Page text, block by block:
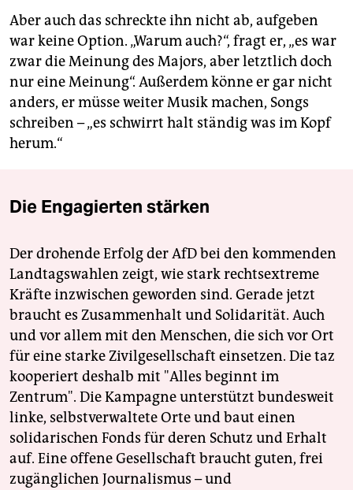
Aber auch das schreckte ihn nicht ab, aufgeben
war keine Option. „Warum auch?“, fragt er, „es war
zwar die Meinung des Majors, aber letztlich doch
nur eine Meinung“. Außerdem könne er gar nicht
anders, er müsse weiter Musik machen, Songs
schreiben – „es schwirrt halt ständig was im Kopf
herum.“
Die Engagierten stärken
Der drohende Erfolg der AfD bei den kommenden
Landtagswahlen zeigt, wie stark rechtsextreme
Kräfte inzwischen geworden sind. Gerade jetzt
braucht es Zusammenhalt und Solidarität. Auch
und vor allem mit den Menschen, die sich vor Ort
für eine starke Zivilgesellschaft einsetzen. Die taz
kooperiert deshalb mit "Alles beginnt im
Zentrum". Die Kampagne unterstützt bundesweit
linke, selbstverwaltete Orte und baut einen
solidarischen Fonds für deren Schutz und Erhalt
auf. Eine offene Gesellschaft braucht guten, frei
zugänglichen Journalismus – und